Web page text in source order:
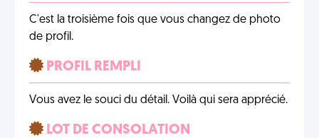
C'est la troisième fois que vous changez de photo
de profil.
PROFIL REMPLI
Vous avez le souci du détail. Voilà qui sera apprécié.
LOT DE CONSOLATION